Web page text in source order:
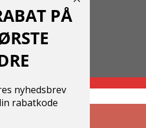
Konto
PÅ
nyhedsbrev
rabatkode